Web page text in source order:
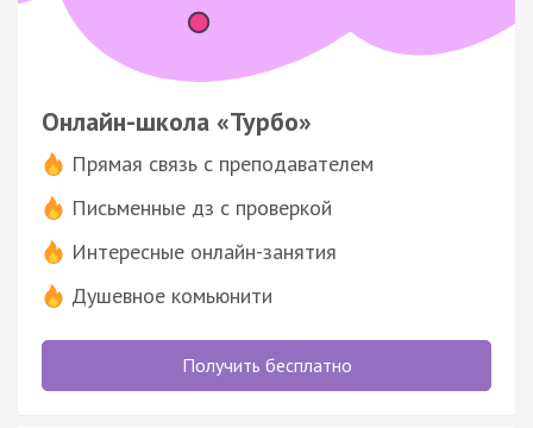
Онлайн-школа «Турбо»
Прямая связь с преподавателем
Письменные дз с проверкой
Интересные онлайн-занятия
Душевное комьюнити
Получить бесплатно